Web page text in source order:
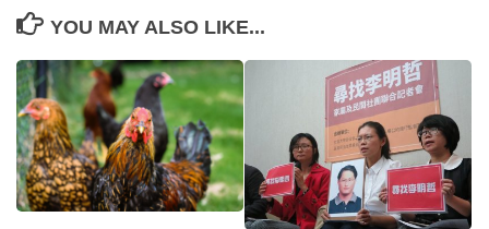
YOU MAY ALSO LIKE...